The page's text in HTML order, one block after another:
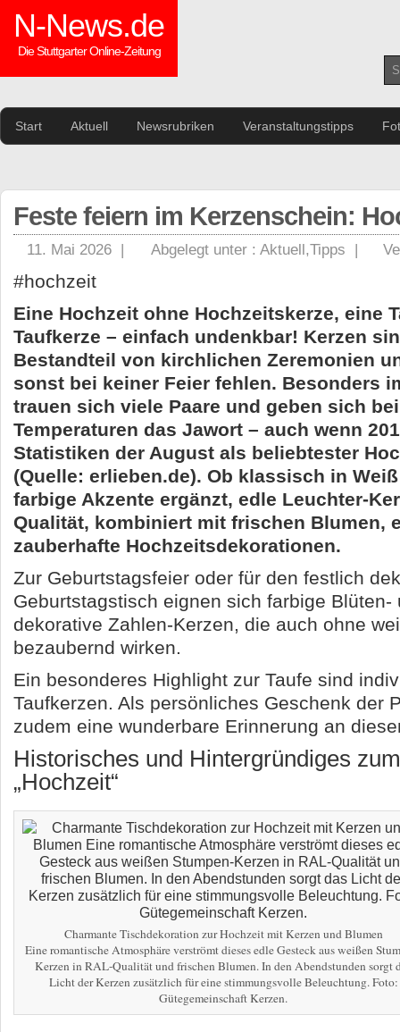
N-News.de
Die Stuttgarter Online-Zeitung
Start Aktuell Newsrubriken Veranstaltungstipps
Feste feiern im Kerzenschein:
11. Mai 2026 | Abgelegt unter : Aktuell,Tipps |
#hochzeit
Eine Hochzeit ohne Hochzeitskerze, eine
Taufkerze – einfach undenkbar! Kerzen
Bestandteil von kirchlichen Zeremonien
sonst bei keiner Feier fehlen. Besonders
trauen sich viele Paare und geben sich
Temperaturen das Jawort – auch wenn
Statistiken der August als beliebtester
(Quelle: erlieben.de). Ob klassisch in
farbige Akzente ergänzt, edle Leuchter-
Qualität, kombiniert mit frischen Blumen,
zauberhafte Hochzeitsdekorationen.
Zur Geburtstagsfeier oder für den festlich
Geburtstagstisch eignen sich farbige Blüten-
dekorative Zahlen-Kerzen, die auch ohne
bezaubernd wirken.
Ein besonderes Highlight zur Taufe sind
Taufkerzen. Als persönliches Geschenk der
zudem eine wunderbare Erinnerung an
Historisches und Hintergründiges
„Hochzeit“
Charmante Tischdekoration zur Hochzeit mit Kerzen und Blumen
Eine romantische Atmosphäre verströmt dieses edle Gesteck aus weißen
Kerzen in RAL-Qualität und frischen Blumen. In den Abendstunden sorgt
Licht der Kerzen zusätzlich für eine stimmungsvolle Beleuchtung. Foto:
Gütegemeinschaft Kerzen.